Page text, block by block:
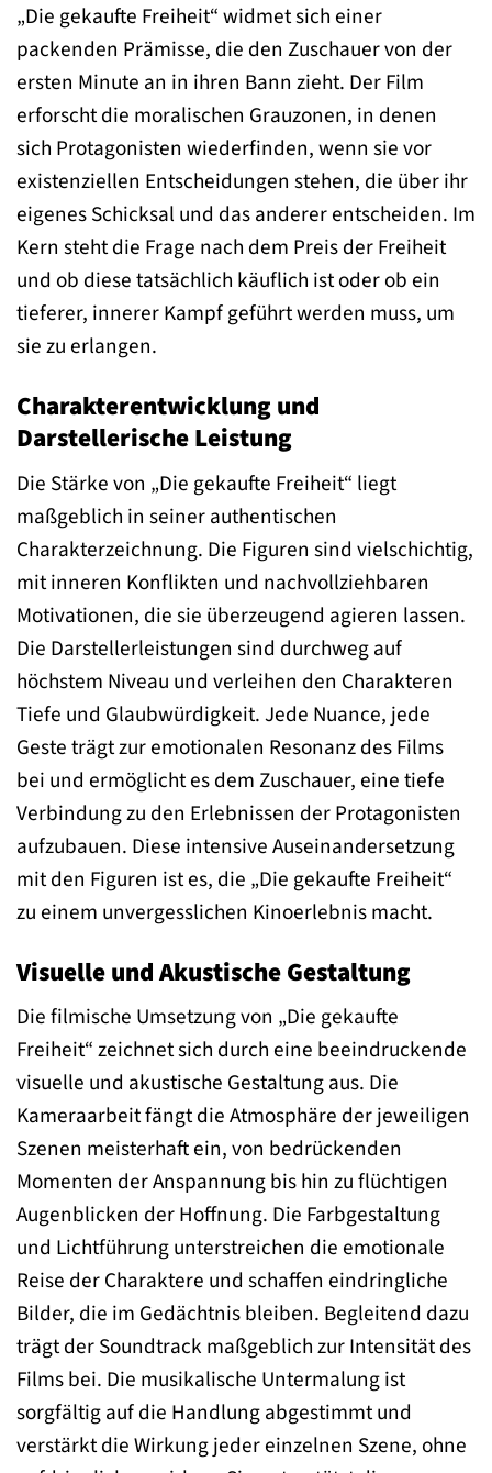
„Die gekaufte Freiheit“ widmet sich einer
packenden Prämisse, die den Zuschauer von der
ersten Minute an in ihren Bann zieht. Der Film
erforscht die moralischen Grauzonen, in denen
sich Protagonisten wiederfinden, wenn sie vor
existenziellen Entscheidungen stehen, die über ihr
eigenes Schicksal und das anderer entscheiden. Im
Kern steht die Frage nach dem Preis der Freiheit
und ob diese tatsächlich käuflich ist oder ob ein
tieferer, innerer Kampf geführt werden muss, um
sie zu erlangen.
Charakterentwicklung und
Darstellerische Leistung
Die Stärke von „Die gekaufte Freiheit“ liegt
maßgeblich in seiner authentischen
Charakterzeichnung. Die Figuren sind vielschichtig,
mit inneren Konflikten und nachvollziehbaren
Motivationen, die sie überzeugend agieren lassen.
Die Darstellerleistungen sind durchweg auf
höchstem Niveau und verleihen den Charakteren
Tiefe und Glaubwürdigkeit. Jede Nuance, jede
Geste trägt zur emotionalen Resonanz des Films
bei und ermöglicht es dem Zuschauer, eine tiefe
Verbindung zu den Erlebnissen der Protagonisten
aufzubauen. Diese intensive Auseinandersetzung
mit den Figuren ist es, die „Die gekaufte Freiheit“
zu einem unvergesslichen Kinoerlebnis macht.
Visuelle und Akustische Gestaltung
Die filmische Umsetzung von „Die gekaufte
Freiheit“ zeichnet sich durch eine beeindruckende
visuelle und akustische Gestaltung aus. Die
Kameraarbeit fängt die Atmosphäre der jeweiligen
Szenen meisterhaft ein, von bedrückenden
Momenten der Anspannung bis hin zu flüchtigen
Augenblicken der Hoffnung. Die Farbgestaltung
und Lichtführung unterstreichen die emotionale
Reise der Charaktere und schaffen eindringliche
Bilder, die im Gedächtnis bleiben. Begleitend dazu
trägt der Soundtrack maßgeblich zur Intensität des
Films bei. Die musikalische Untermalung ist
sorgfältig auf die Handlung abgestimmt und
verstärkt die Wirkung jeder einzelnen Szene, ohne